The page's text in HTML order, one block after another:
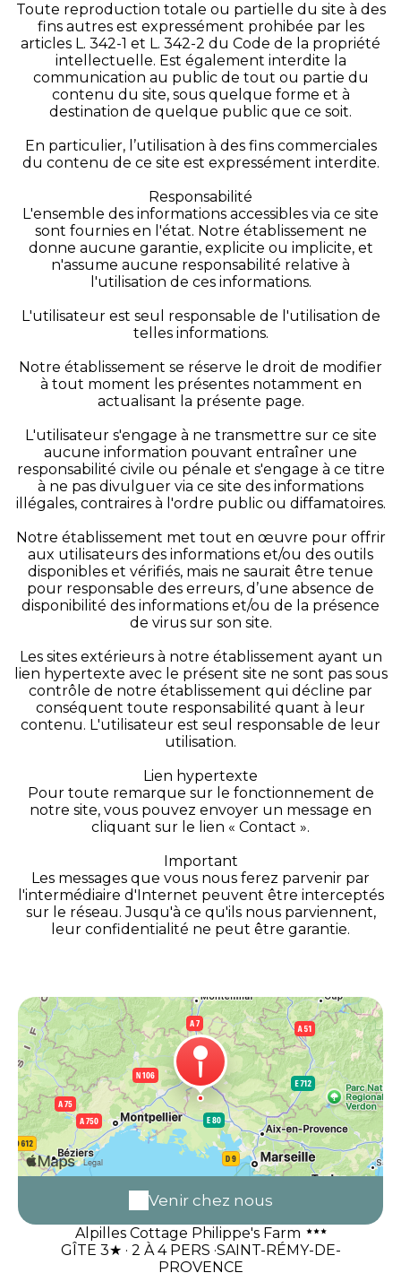
Toute reproduction totale ou partielle du site à des
fins autres est expressément prohibée par les
articles L. 342-1 et L. 342-2 du Code de la propriété
intellectuelle. Est également interdite la
communication au public de tout ou partie du
contenu du site, sous quelque forme et à
destination de quelque public que ce soit.
En particulier, l’utilisation à des fins commerciales
du contenu de ce site est expressément interdite.
Responsabilité
L'ensemble des informations accessibles via ce site
sont fournies en l'état. Notre établissement ne
donne aucune garantie, explicite ou implicite, et
n'assume aucune responsabilité relative à
l'utilisation de ces informations.
L'utilisateur est seul responsable de l'utilisation de
telles informations.
Notre établissement se réserve le droit de modifier
à tout moment les présentes notamment en
actualisant la présente page.
L'utilisateur s'engage à ne transmettre sur ce site
aucune information pouvant entraîner une
responsabilité civile ou pénale et s'engage à ce titre
à ne pas divulguer via ce site des informations
illégales, contraires à l'ordre public ou diffamatoires.
Notre établissement met tout en œuvre pour offrir
aux utilisateurs des informations et/ou des outils
disponibles et vérifiés, mais ne saurait être tenue
pour responsable des erreurs, d’une absence de
disponibilité des informations et/ou de la présence
de virus sur son site.
Les sites extérieurs à notre établissement ayant un
lien hypertexte avec le présent site ne sont pas sous
contrôle de notre établissement qui décline par
conséquent toute responsabilité quant à leur
contenu. L'utilisateur est seul responsable de leur
utilisation.
Lien hypertexte
Pour toute remarque sur le fonctionnement de
notre site, vous pouvez envoyer un message en
cliquant sur le lien « Contact ».
Important
Les messages que vous nous ferez parvenir par
l'intermédiaire d'Internet peuvent être interceptés
sur le réseau. Jusqu'à ce qu'ils nous parviennent,
leur confidentialité ne peut être garantie.
Venir chez nous
Alpilles Cottage Philippe's Farm
GÎTE 3★ · 2 À 4 PERS ·SAINT-RÉMY-DE-
PROVENCE